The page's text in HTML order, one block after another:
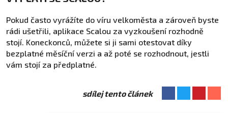
Pokud často vyrážíte do víru velkoměsta a zároveň byste
rádi ušetřili, aplikace Scalou za vyzkoušení rozhodně
stojí. Koneckonců, můžete si ji sami otestovat díky
bezplatné měsíční verzi a až poté se rozhodnout, jestli
vám stojí za předplatné.
sdílej tento článek